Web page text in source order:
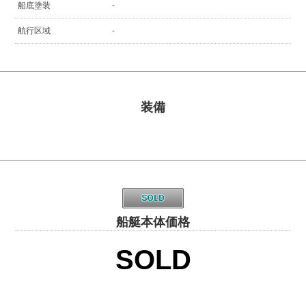
船底塗装 -
航行区域 -
装備
船艇本体価格
SOLD